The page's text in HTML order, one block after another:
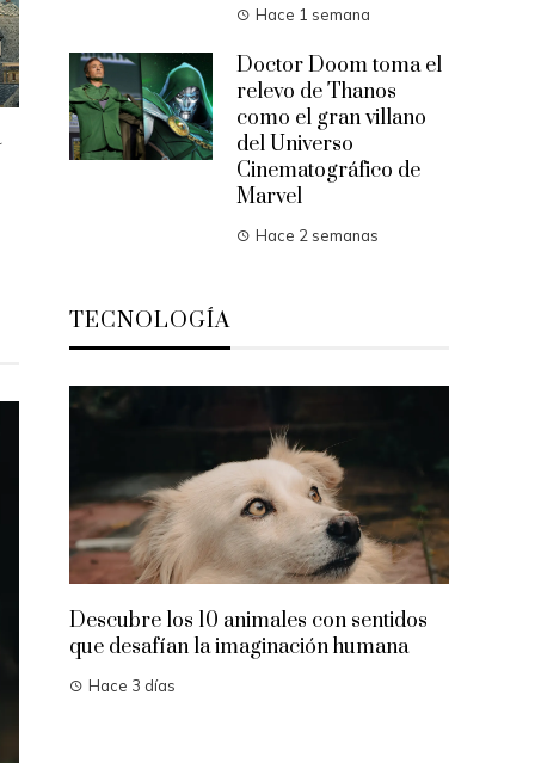
Hace 1 semana
Doctor Doom toma el
relevo de Thanos
como el gran villano
del Universo
Cinematográfico de
Marvel
Hace 2 semanas
TECNOLOGÍA
con sentidos
humana
Alimentos con vitamina C para la
reparación de tejidos y
colágeno
Hace 5 días